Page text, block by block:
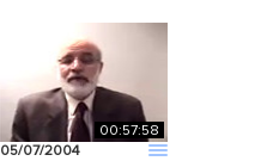
00:57:58
05/07/2004